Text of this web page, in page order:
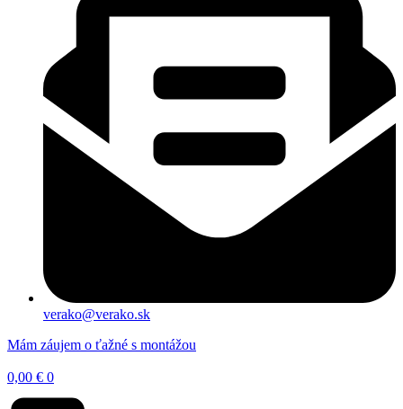
verako@verako.sk
Mám záujem o ťažné s montážou
0,00 € 0